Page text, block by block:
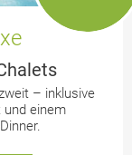
– inklusive
einem